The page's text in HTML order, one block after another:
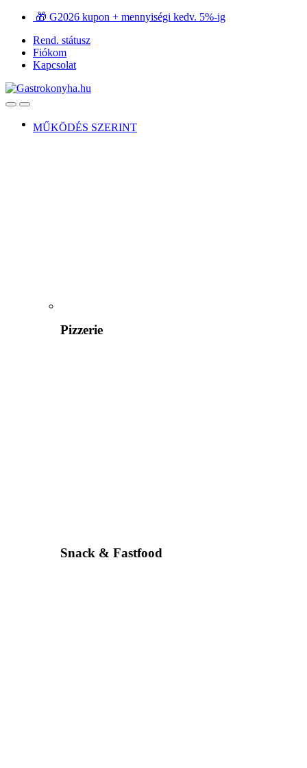
Ugrás
navigációhoz
Ugrás
tartalomra
🎁 G2026 kupon + mennyiségi kedv. 5%-ig
Rend. státusz
Fiókom
Kapcsolat
OpenClose
MŰKÖDÉS SZERINT
Pizzerie
Snack & Fastfood